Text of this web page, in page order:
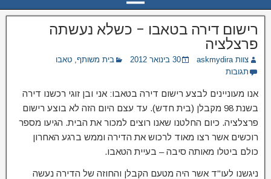
רישום דירה בטאבו – כשלא נעשתה
פרצלציה
צוות askmydira 30 בינואר 2012 בית משותף, טאבו
תגובות
אנו מעוניינים לבצע רישום דירה בטאבו: אני ובן זוגי רכשנו דירה
בשנת 98 מקבלן (בית חדש). עד עצם היום הזה לא בוצע רישום
פרצלציה. כיום החלטנו שאנו רוצים למכור את הבית. הגיעו מספר
רוכשים אשר רצו מאוד לרכוש את הדירה וממש ברגע האחרון
כולם ביטלו מאותה סיבה – בעיית הטאבו.
ניגשנו לעו"ד אשר היה מטעם הקבלן והחוזה של הדירה נעשה